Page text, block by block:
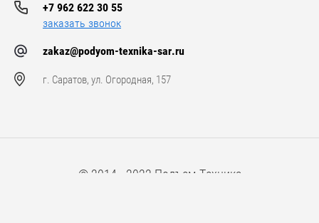
+7 962 622 30 55
заказать звонок
zakaz@podyom-texnika-sar.ru
г. Саратов, ул. Огородная, 157
© 2014 - 2022 Подъем-Техника